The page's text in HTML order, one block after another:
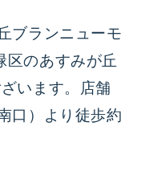
ブランニューモ
区のあすみが丘
います。店舗
口）より徒歩約